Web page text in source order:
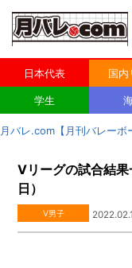
日本代表 国内
学生
月バレ.com【月刊バレーボ
Vリーグの試合結
日）
V男子